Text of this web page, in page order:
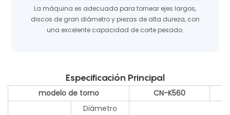
La máquina es adecuada para tornear ejes largos,
discos de gran diámetro y piezas de alta dureza, con
una excelente capacidad de corte pesado.
Especificación Principal
modelo de torno
CN-K560
Diámetro